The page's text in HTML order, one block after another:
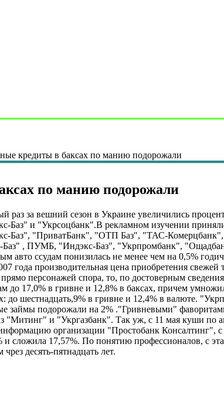
кредиты в баксах по манию подорожали
по манию подорожали
раз за вешний сезон в Украине увеличились
Баз" и "Укрсоцбанк".В рекламном изучении
Баз", "ПриватБанк", "ОТП Баз", "ТАС-
, ПУМБ, "Индэкс-Баз", "Укрпромбанк",
авто ссудам понизилась не менее чем на 0,5%
года производительная цена приобретения
персонажей спора, то, по достоверным
до 17,0% в гривне и 12,8% в баксах, причем
до шестнадцать,9% в гривне и 12,4% в валюте.
займы подорожали на 2% ."Гривневыми"
"Митинг" и "Укргазбанк". Так уж, с 11 мая куши по
организации "Простобанк Консалтинг",
сложила 17,57%. По понятию профессионалов, с
десять-пятнадцать лет.